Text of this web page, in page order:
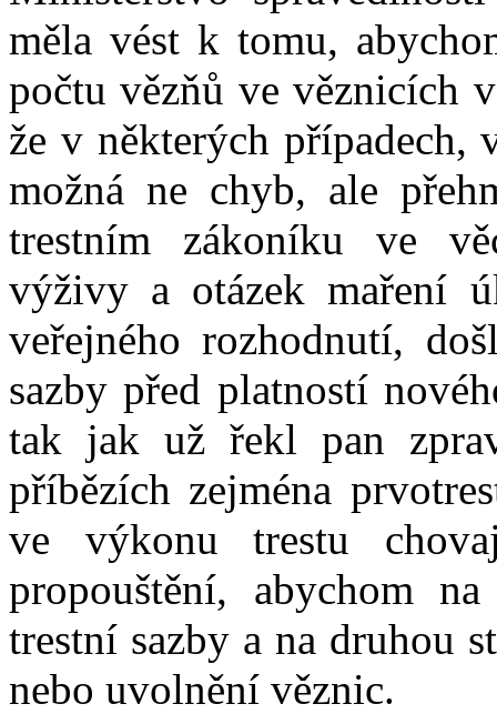
měla vést k tomu,
počtu vězňů ve věznicích
že v některých případech,
možná ne chyb, ale
trestním zákoníku ve
výživy a otázek maření
veřejného rozhodnutí,
sazby před platností
tak jak už řekl pan
příbězích zejména
ve výkonu trestu
propouštění, abychom
trestní sazby a na druhou
nebo uvolnění věznic.